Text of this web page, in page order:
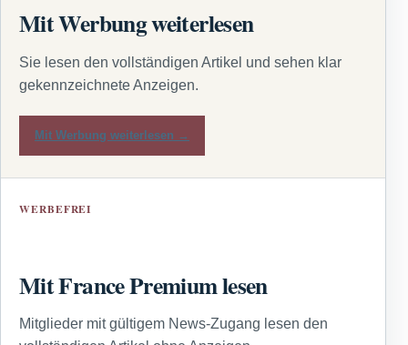
Mit Werbung weiterlesen
Sie lesen den vollständigen Artikel und sehen klar
gekennzeichnete Anzeigen.
Mit Werbung weiterlesen →
WERBEFREI
Mit France Premium lesen
Mitglieder mit gültigem News-Zugang lesen den